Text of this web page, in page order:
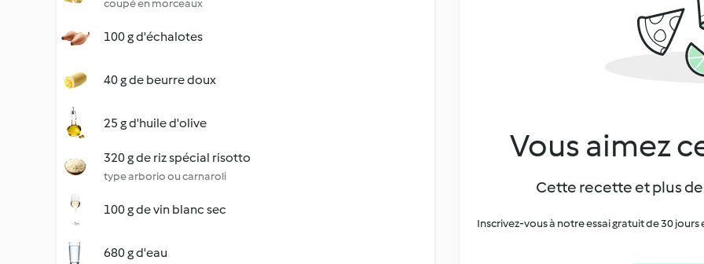
coupé en morceaux
100 g d'échalotes
40 g de beurre doux
25 g d'huile d'olive
320 g de riz spécial risotto
type arborio ou carnaroli
100 g de vin blanc sec
680 g d'eau
Vous aimez
Cette recette et plus
Inscrivez-vous à notre essai gratuit de 30